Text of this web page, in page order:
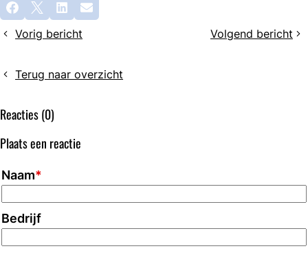
Deel
dit
bericht
Facebook
X LinkedInE-mail
Vorig bericht
E-
NVML
juli
weer
bereikbaar
Volgend bericht
Verduurzamen
Terug naar overzicht
Reacties (0)
Plaats een reactie
Naam*
Bedrijf